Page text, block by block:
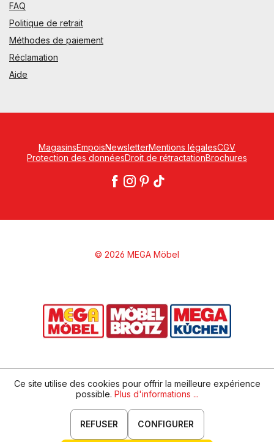
FAQ
Politique de retrait
Méthodes de paiement
Réclamation
Aide
MagasinsEmpoisNewsletterMentions légalesCGV
Protection des donnéesDroit de rétractationBrochures
© 2026 MEGA Möbel
Ce site utilise des cookies pour offrir la meilleure expérience
possible. Plus d'informations ...
REFUSER CONFIGURER